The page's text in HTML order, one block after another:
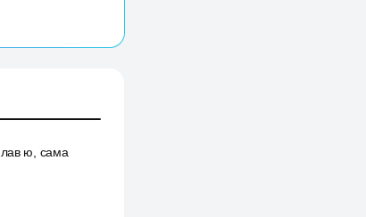
ю, сама